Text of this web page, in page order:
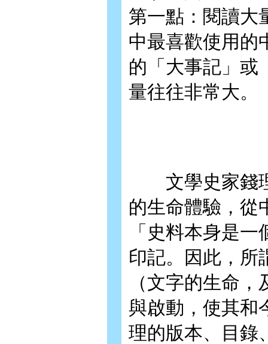
第一點：閱讀大
中最喜歡使用的
的「大事記」或
量往往非常大。
文學史家錢理
的生命體驗，從
「史料本身是
印記。因此，所
（文字的生命
與啟動，使其和
理的版本、目錄